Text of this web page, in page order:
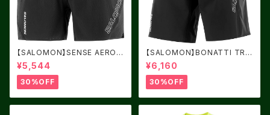
【SALOMON】SENSE AERO
5" DEEP BLACK
¥5,544
30%OFF
【SALOMON】BONATTI TRAI
L ユニセックス
¥6,160
30%OFF